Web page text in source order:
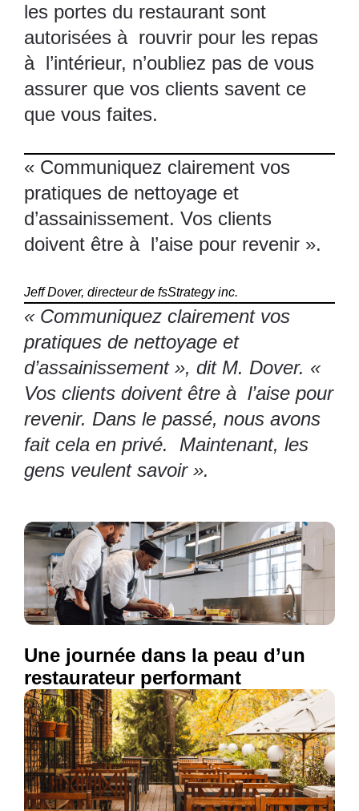
les portes du restaurant sont
autorisées à rouvrir pour les repas
à l’intérieur, n’oubliez pas de vous
assurer que vos clients savent ce
que vous faites.
« Communiquez clairement vos
pratiques de nettoyage et
d’assainissement. Vos clients
doivent être à l’aise pour revenir ».
Jeff Dover, directeur de fsStrategy inc.
« Communiquez clairement vos
pratiques de nettoyage et
d’assainissement », dit M. Dover. «
Vos clients doivent être à l’aise pour
revenir. Dans le passé, nous avons
fait cela en privé. Maintenant, les
gens veulent savoir ».
Une journée dans la peau d’un
restaurateur performant